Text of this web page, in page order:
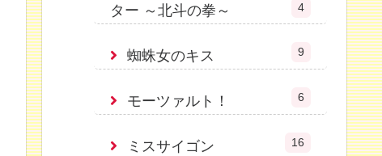
ター ～北斗の拳～
4
蜘蛛女のキス 9
モーツァルト！ 6
ミスサイゴン 16